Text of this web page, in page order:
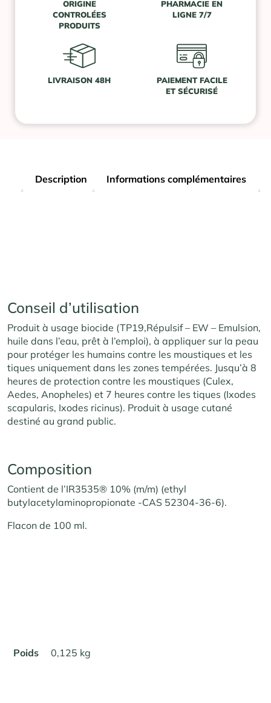
ORIGINE
CONTROLÉES
PRODUITS
PHARMACIE EN
LIGNE 7/7
LIVRAISON 48H
PAIEMENT FACILE
ET SÉCURISÉ
Description Informations complémentaires
Conseil d’utilisation
Produit à usage biocide (TP19,Répulsif – EW – Emulsion,
huile dans l’eau, prêt à l’emploi), à appliquer sur la peau
pour protéger les humains contre les moustiques et les
tiques uniquement dans les zones tempérées. Jusqu’à 8
heures de protection contre les moustiques (Culex,
Aedes, Anopheles) et 7 heures contre les tiques (Ixodes
scapularis, Ixodes ricinus). Produit à usage cutané
destiné au grand public.
Composition
Contient de l’IR3535® 10% (m/m) (ethyl
butylacetylaminopropionate -CAS 52304-36-6).
Flacon de 100 ml.
Poids 0,125 kg